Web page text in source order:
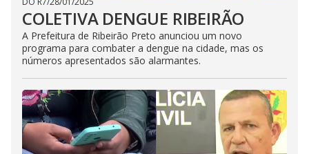
COLETIVA DENGUE RIBEIRÃO
A Prefeitura de Ribeirão Preto anunciou um novo
programa para combater a dengue na cidade, mas os
números apresentados são alarmantes.